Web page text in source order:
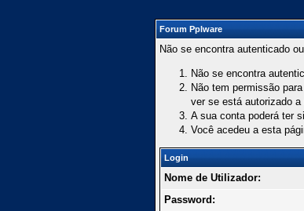
Forum Pplware
Não se encontra autenticado
Não se encontra
Não tem permissão
ver se está autorizado
A sua conta poderá ter
Você acedeu a esta
Login
Nome de Utilizador:
Password: